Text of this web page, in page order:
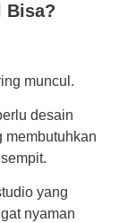
Bisa?
muncul.
desain
membutuhkan
yang
nyaman